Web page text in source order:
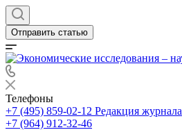
Отправить статью
Телефоны
+7 (495) 859-02-12 Редакция журнала
+7 (964) 912-32-46